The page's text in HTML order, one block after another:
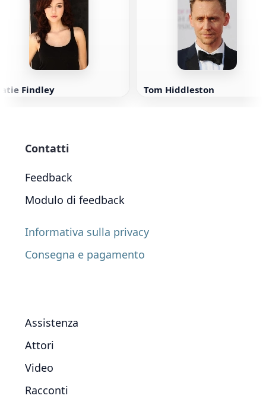
Findley Tom Hiddleston
Contatti
Feedback
Modulo di feedback
Informativa sulla privacy
Consegna e pagamento
Assistenza
Attori
Video
Racconti